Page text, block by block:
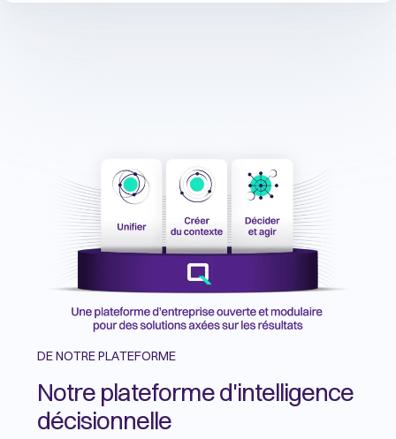
DE NOTRE PLATEFORME
Notre plateforme d'intelligence
décisionnelle